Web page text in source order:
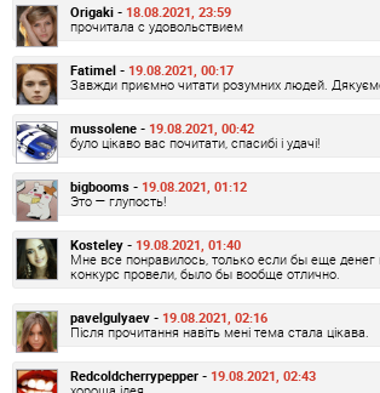
Origaki - 18.08.2021, 23:59
прочитала с удовольствием
Fatimel - 19.08.2021, 00:17
Завжди приємно читати розумних людей.
mussolene - 19.08.2021, 00:42
було цікаво вас почитати, спасибі і удачі!
bigbooms - 19.08.2021, 01:12
Это — глупость!
Kosteley - 19.08.2021, 01:40
Мне все понравилось, только если бы еще денег
конкурс провели, было бы вообще отлично.
pavelgulyaev - 19.08.2021, 02:16
Після прочитання навіть мені тема стала цікава.
Redcoldcherrypepper - 19.08.2021, 02:43